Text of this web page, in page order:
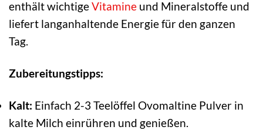
enthält wichtigeVitamine und Mineralstoffe und
liefert langanhaltende Energie für den ganzen
Tag.
Zubereitungstipps:
Kalt: Einfach 2-3 Teelöffel Ovomaltine Pulver in
kalte Milch einrühren und genießen.